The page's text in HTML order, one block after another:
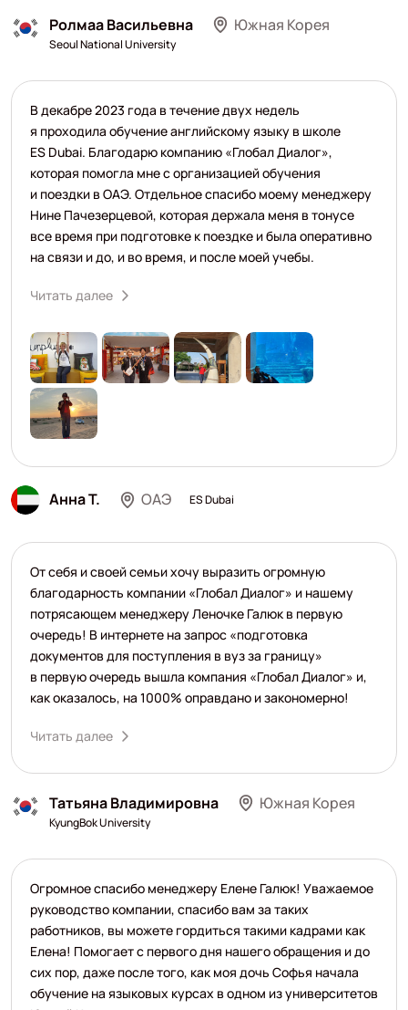
Ролмаа Васильевна Южная Корея
Seoul National University
Анна Т. ОАЭ ES Dubai
В декабре 2023 года в течение двух недель
я проходила обучение английскому языку в школе
ES Dubai. Благодарю компанию «Глобал Диалог»,
которая помогла мне с организацией обучения
и поездки в ОАЭ. Отдельное спасибо моему менеджеру
Нине Пачезерцевой, которая держала меня в тонусе
все время при подготовке к поездке и была оперативно
на связи и до, и во время, и после моей учебы.
Читать далее
Татьяна Владимировна Южная Корея
KyungBok University
От себя и своей семьи хочу выразить огромную
благодарность компании «Глобал Диалог» и нашему
потрясающем менеджеру Леночке Галюк в первую
очередь! В интернете на запрос «подготовка
документов для поступления в вуз за границу»
в первую очередь вышла компания «Глобал Диалог» и,
как оказалось, на 1000% оправдано и закономерно!
Читать далее
Огромное спасибо менеджеру Елене Галюк! Уважаемое
руководство компании, спасибо вам за таких
работников, вы можете гордиться такими кадрами как
Елена! Помогает с первого дня нашего обращения и до
сих пор, даже после того, как моя дочь Софья начала
обучение на языковых курсах в одном из университетов